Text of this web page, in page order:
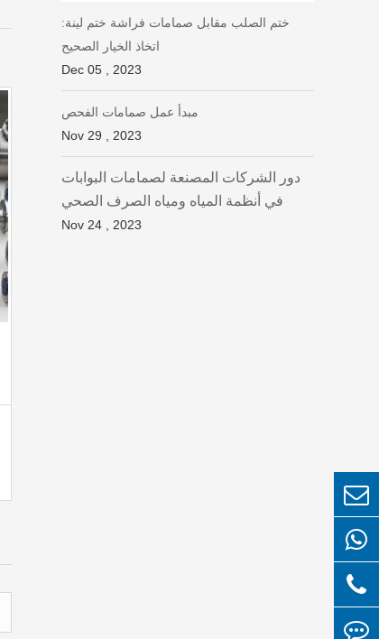
ختم الصلب مقابل صمامات فراشة ختم لينة:
اتخاذ الخيار الصحيح
Dec 05 , 2023
مبدأ عمل صمامات الفحص
Nov 29 , 2023
دور الشركات المصنعة لصمامات البوابات
في أنظمة المياه ومياه الصرف الصحي
Nov 24 , 2023